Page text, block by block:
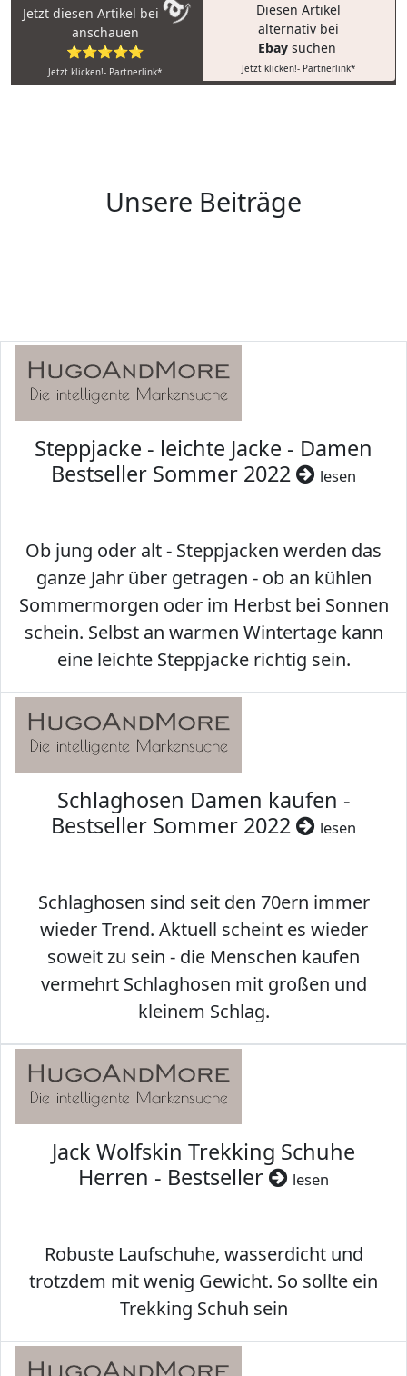
Jetzt diesen Artikel bei
anschauen
⭐⭐⭐⭐⭐
Jetzt klicken!- Partnerlink*
Diesen Artikel
alternativ bei
Ebay suchen
Jetzt klicken!- Partnerlink*
Unsere Beiträge
Steppjacke - leichte Jacke - Damen
Bestseller Sommer 2022
lesen
Ob jung oder alt - Steppjacken werden das
ganze Jahr über getragen - ob an kühlen
Sommermorgen oder im Herbst bei Sonnen
schein. Selbst an warmen Wintertage kann
eine leichte Steppjacke richtig sein.
Schlaghosen Damen kaufen -
Bestseller Sommer 2022
lesen
Schlaghosen sind seit den 70ern immer
wieder Trend. Aktuell scheint es wieder
soweit zu sein - die Menschen kaufen
vermehrt Schlaghosen mit großen und
kleinem Schlag.
Jack Wolfskin Trekking Schuhe
Herren - Bestseller
lesen
Robuste Laufschuhe, wasserdicht und
trotzdem mit wenig Gewicht. So sollte ein
Trekking Schuh sein